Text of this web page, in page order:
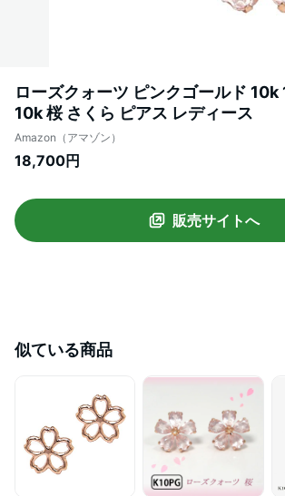
ローズクォーツ ピンクゴールド 10k
10k 桜 さくら ピアス レディース
Amazon（アマゾン）
18,700円
販売サイトへ
似ている商品